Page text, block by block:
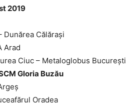
2019
Dunărea Călăraşi
Arad
Ciuc – Metaloglobus Bucureşti
Gloria Buzău
Oradea